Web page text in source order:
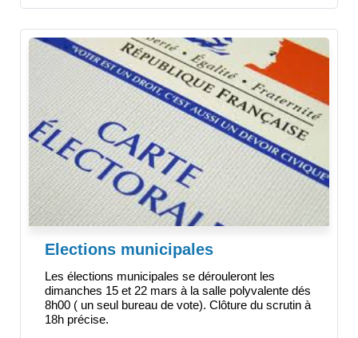
Elections municipales
Les élections municipales se dérouleront les
dimanches 15 et 22 mars à la salle polyvalente dés
8h00 ( un seul bureau de vote). Clôture du scrutin à
18h précise.